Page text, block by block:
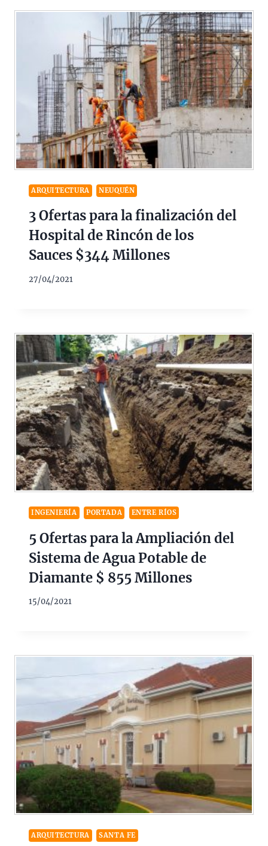
ARQUITECTURA NEUQUÉN
3 Ofertas para la finalización del
Hospital de Rincón de los
Sauces $344 Millones
27/04/2021
INGENIERÍA PORTADA ENTRE RÍOS
5 Ofertas para la Ampliación del
Sistema de Agua Potable de
Diamante $ 855 Millones
15/04/2021
ARQUITECTURA SANTA FE